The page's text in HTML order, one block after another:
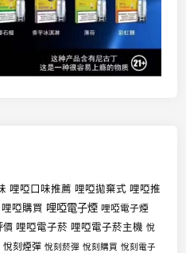
哩啞口味推薦 哩啞拋棄式 哩啞推
哩啞購買 哩啞電子煙 哩啞電子煙
價 哩啞電子菸 哩啞電子菸主機 悅
悅刻煙彈 悅刻菸彈 悅刻購買 悅刻電子